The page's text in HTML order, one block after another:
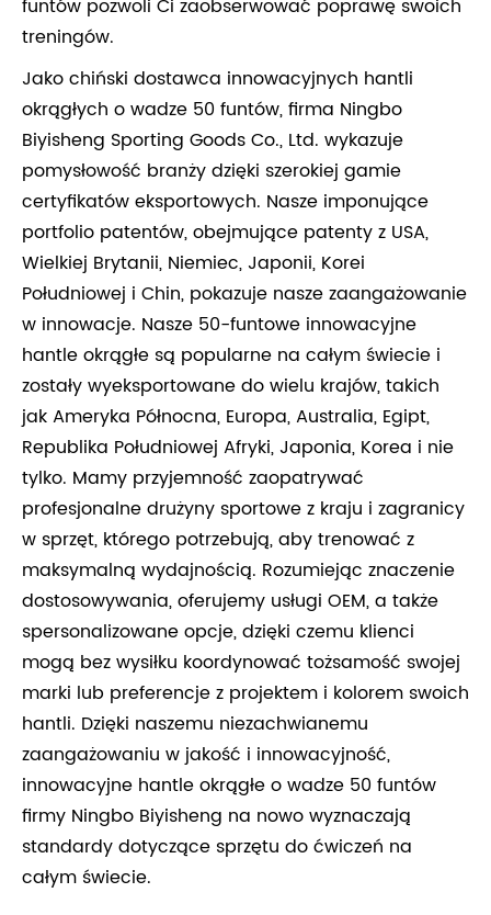
funtów pozwoli Ci zaobserwować poprawę swoich
treningów.
Jako chiński dostawca innowacyjnych hantli
okrągłych o wadze 50 funtów, firma Ningbo
Biyisheng Sporting Goods Co., Ltd. wykazuje
pomysłowość branży dzięki szerokiej gamie
certyfikatów eksportowych. Nasze imponujące
portfolio patentów, obejmujące patenty z USA,
Wielkiej Brytanii, Niemiec, Japonii, Korei
Południowej i Chin, pokazuje nasze zaangażowanie
w innowacje. Nasze 50-funtowe innowacyjne
hantle okrągłe są popularne na całym świecie i
zostały wyeksportowane do wielu krajów, takich
jak Ameryka Północna, Europa, Australia, Egipt,
Republika Południowej Afryki, Japonia, Korea i nie
tylko. Mamy przyjemność zaopatrywać
profesjonalne drużyny sportowe z kraju i zagranicy
w sprzęt, którego potrzebują, aby trenować z
maksymalną wydajnością. Rozumiejąc znaczenie
dostosowywania, oferujemy usługi OEM, a także
spersonalizowane opcje, dzięki czemu klienci
mogą bez wysiłku koordynować tożsamość swojej
marki lub preferencje z projektem i kolorem swoich
hantli. Dzięki naszemu niezachwianemu
zaangażowaniu w jakość i innowacyjność,
innowacyjne hantle okrągłe o wadze 50 funtów
firmy Ningbo Biyisheng na nowo wyznaczają
standardy dotyczące sprzętu do ćwiczeń na
całym świecie.